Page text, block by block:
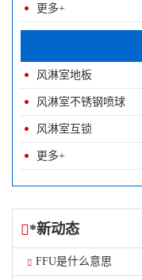
更多+
风淋室地板
风淋室不锈钢喷球
风淋室互锁
更多+
*新动态
FFU是什么意思